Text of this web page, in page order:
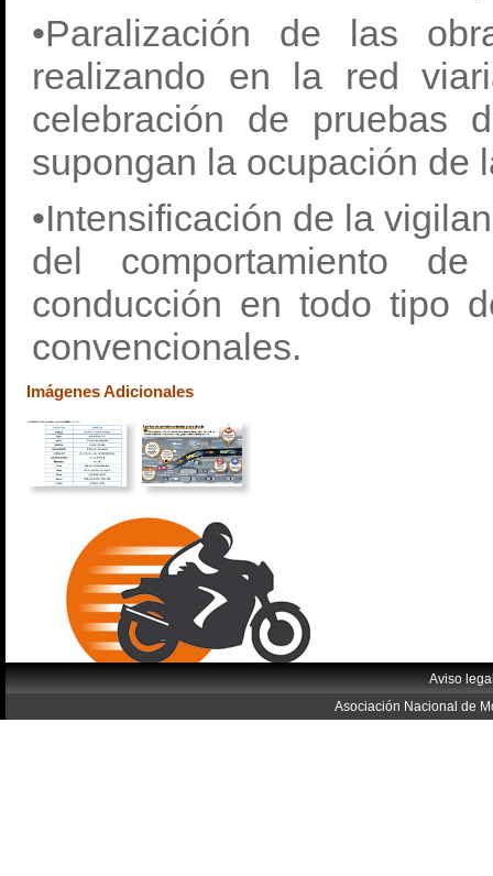
•Paralización de las
realizando en la red
celebración de pruebas
supongan la ocupación de
•Intensificación de la
del comportamiento
conducción en todo tipo
convencionales.
Imágenes Adicionales
Aviso
Asociación Nacional de